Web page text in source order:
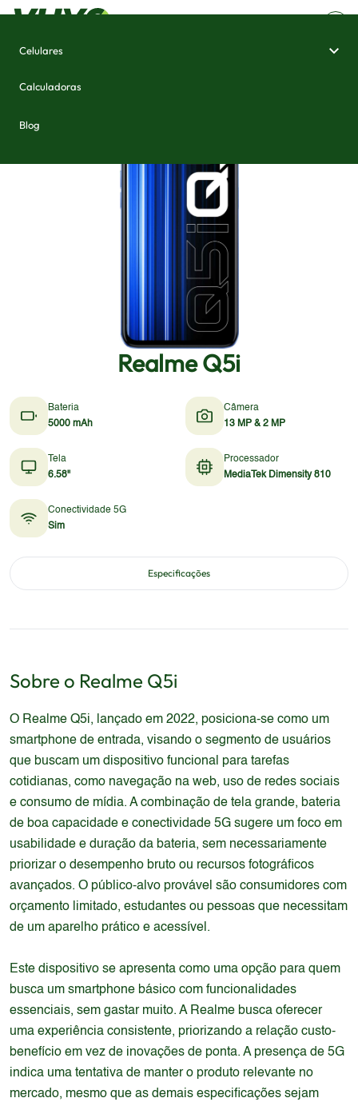
Celulares
Calculadoras
Blog
Realme Q5i
Bateria
5000 mAh
Câmera
13 MP & 2 MP
Tela
6.58"
Processador
MediaTek Dimensity 810
Conectividade 5G
Sim
Especificações
Sobre o Realme Q5i
O Realme Q5i, lançado em 2022, posiciona-se como um
smartphone de entrada, visando o segmento de usuários
que buscam um dispositivo funcional para tarefas
cotidianas, como navegação na web, uso de redes sociais
e consumo de mídia. A combinação de tela grande, bateria
de boa capacidade e conectividade 5G sugere um foco em
usabilidade e duração da bateria, sem necessariamente
priorizar o desempenho bruto ou recursos fotográficos
avançados. O público-alvo provável são consumidores com
orçamento limitado, estudantes ou pessoas que necessitam
de um aparelho prático e acessível.
Este dispositivo se apresenta como uma opção para quem
busca um smartphone básico com funcionalidades
essenciais, sem gastar muito. A Realme busca oferecer
uma experiência consistente, priorizando a relação custo-
benefício em vez de inovações de ponta. A presença de 5G
indica uma tentativa de manter o produto relevante no
mercado, mesmo que as demais especificações sejam